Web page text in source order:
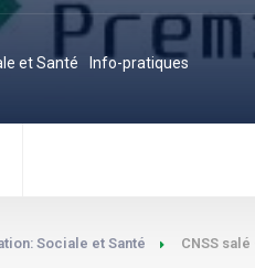
et Santé Info-pratiques
Sociale et Santé CNSS